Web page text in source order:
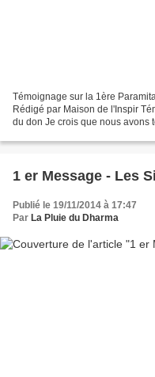
Témoignage sur la 1ère
Rédigé par Maison de l'Inspir
du don Je crois que nous avons
1 er Message - Les
Publié le 19/11/2014 à 17:47
Par La Pluie du Dharma